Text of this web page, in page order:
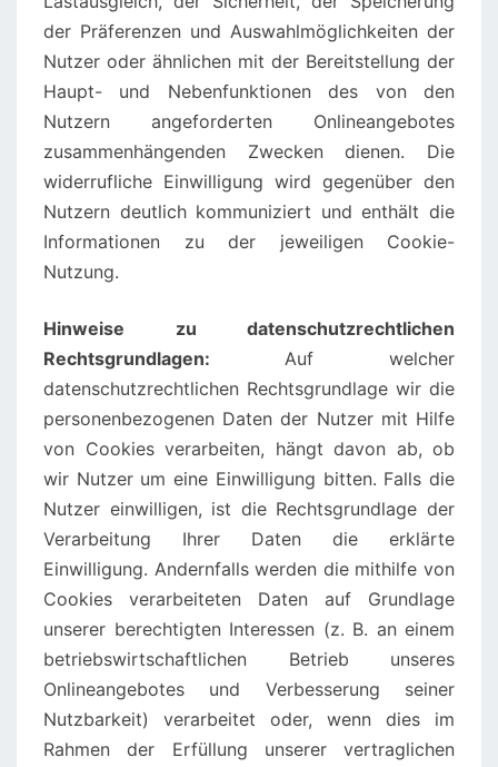
der Präferenzen und Auswahlmöglichkeiten der
Nutzer oder ähnlichen mit der Bereitstellung der
Haupt- und Nebenfunktionen des von den
Nutzern angeforderten Onlineangebotes
zusammenhängenden Zwecken dienen. Die
widerrufliche Einwilligung wird gegenüber den
Nutzern deutlich kommuniziert und enthält die
Informationen zu der jeweiligen Cookie-
Nutzung.
Hinweise zu datenschutzrechtlichen
Rechtsgrundlagen: Auf welcher
datenschutzrechtlichen Rechtsgrundlage wir die
personenbezogenen Daten der Nutzer mit Hilfe
von Cookies verarbeiten, hängt davon ab, ob
wir Nutzer um eine Einwilligung bitten. Falls die
Nutzer einwilligen, ist die Rechtsgrundlage der
Verarbeitung Ihrer Daten die erklärte
Einwilligung. Andernfalls werden die mithilfe von
Cookies verarbeiteten Daten auf Grundlage
unserer berechtigten Interessen (z. B. an einem
betriebswirtschaftlichen Betrieb unseres
Onlineangebotes und Verbesserung seiner
Nutzbarkeit) verarbeitet oder, wenn dies im
Rahmen der Erfüllung unserer vertraglichen